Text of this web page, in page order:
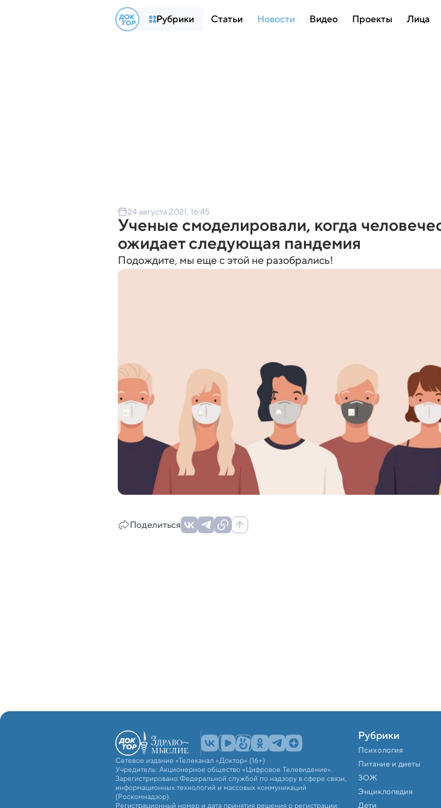
Рубрики Статьи Новости Видео Проекты Лица
24 августа 2021, 16:45
Ученые смоделировали, когда
ожидает следующая пандемия
Подождите, мы еще с этой не разобрались!
Поделиться
Сетевое издание «Телеканал «Доктор» (16+)
Учредитель: Акционерное общество «Цифровое Телевидение».
Зарегистрировано Федеральной службой по надзору в сфере связи,
информационных технологий и массовых коммуникаций
(Роскомнадзор).
Регистрационный номер и дата принятия решения о регистрации:
Рубрики
Психология
Питание и диеты
ЗОЖ
Энциклопедия
Дети